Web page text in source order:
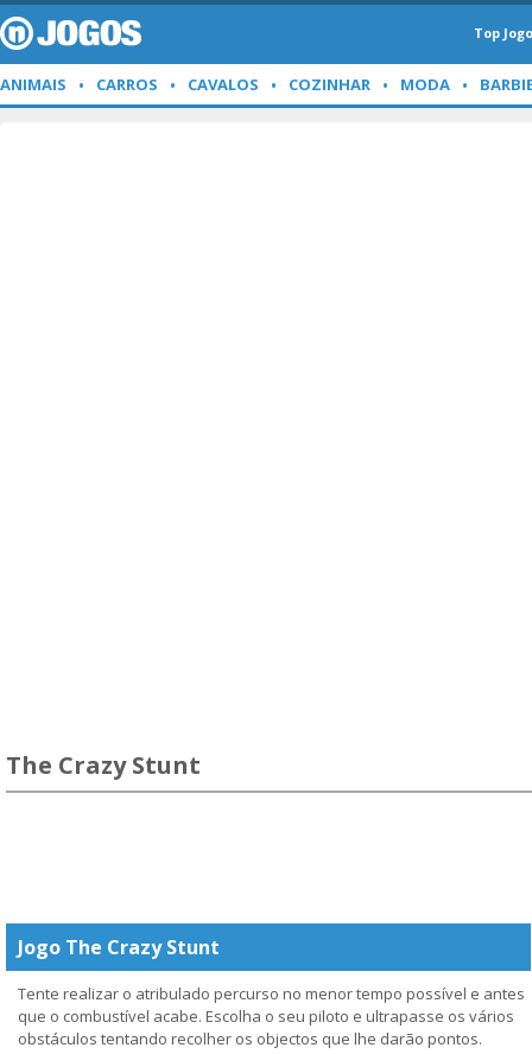
Top
ANIMAIS CARROS CAVALOS COZINHAR MODA
The Crazy Stunt
Jogo The Crazy Stunt
Tente realizar o atribulado percurso no menor tempo possível e antes
que o combustível acabe. Escolha o seu piloto e ultrapasse os vários
obstáculos tentando recolher os objectos que lhe darão pontos.